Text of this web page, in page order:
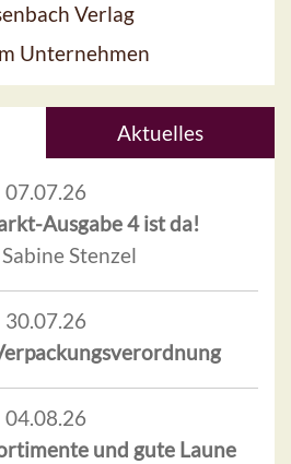
Verlag
Unternehmen
Aktuelles
07.07.26
Ausgabe 4 ist da!
Stenzel
30.07.26
04.08.26
und gute Laune